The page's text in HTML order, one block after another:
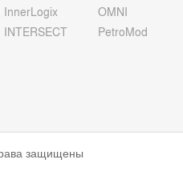
InnerLogix
INTERSECT
OMNI
PetroMod
защищены